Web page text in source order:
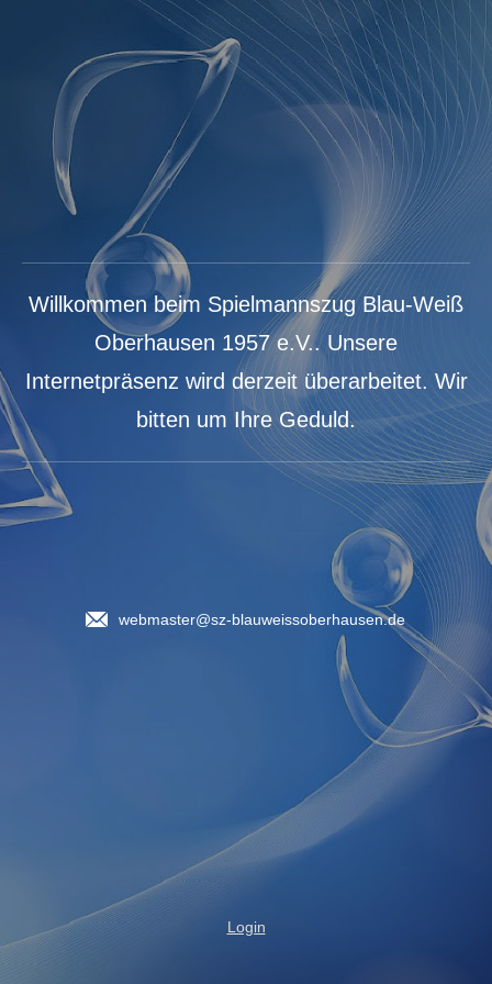
Willkommen beim Spielmannszug Blau-Weiß
Oberhausen 1957 e.V.. Unsere
Internetpräsenz wird derzeit überarbeitet. Wir
bitten um Ihre Geduld.
webmaster@sz-blauweissoberhausen.de
Login